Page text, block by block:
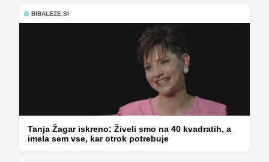
BIBALEZE.SI
Tanja Žagar iskreno: Živeli smo na 40 kvadratih, a
imela sem vse, kar otrok potrebuje